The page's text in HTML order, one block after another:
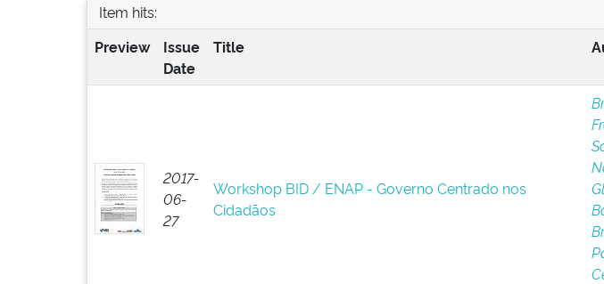
Item hits:
Preview
Issue
Date
Title
2017-
06-
27
Workshop BID / ENAP - Governo Centrado nos
Cidadãos